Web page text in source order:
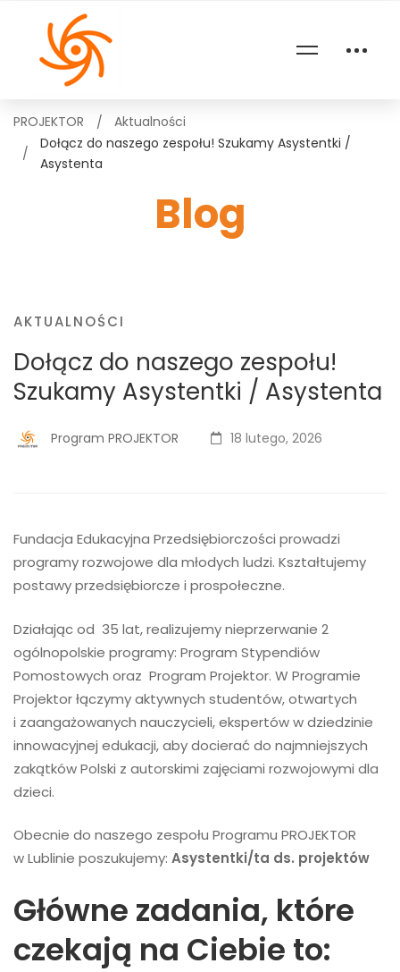
Blog
PROJEKTOR
Aktualności
Dołącz do naszego zespołu! Szukamy Asystentki /
Asystenta
AKTUALNOŚCI
Dołącz do naszego zespołu!
Szukamy Asystentki / Asystenta
Program PROJEKTOR 18 lutego, 2026
Fundacja Edukacyjna Przedsiębiorczości prowadzi
programy rozwojowe dla młodych ludzi. Kształtujemy
postawy przedsiębiorcze i prospołeczne.
Działając od 35 lat, realizujemy nieprzerwanie 2
ogólnopolskie programy: Program Stypendiów
Pomostowych oraz Program Projektor. W Programie
Projektor łączymy aktywnych studentów, otwartych
i zaangażowanych nauczycieli, ekspertów w dziedzinie
innowacyjnej edukacji, aby docierać do najmniejszych
zakątków Polski z autorskimi zajęciami rozwojowymi dla
dzieci.
Obecnie do naszego zespołu Programu PROJEKTOR
w Lublinie poszukujemy: Asystentki/ta ds. projektów
Główne zadania, które
czekają na Ciebie to: